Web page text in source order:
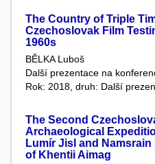
The Country of Triple
Czechoslovak Film
1960s
BĚLKA Luboš
Další prezentace na
Rok: 2018, druh: Další
The Second
Archaeological
Lumír Jisl and Namsrain
of Khentii Aimag